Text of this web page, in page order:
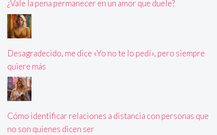
¿Vale la pena permanecer en un amor que duele?
Desagradecido, me dice «Yo no te lo pedí», pero siempre
quiere más
Cómo identificar relaciones a distancia con personas que
no son quienes dicen ser